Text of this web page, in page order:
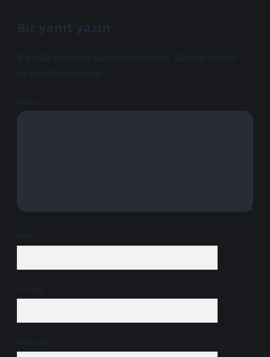
Bir yanıt yazın
E-posta adresiniz yayınlanmayacak. Gerekli alanlar *
ile işaretlenmişlerdir
Yorum
İsim*
E-Posta*
Web Sitesi